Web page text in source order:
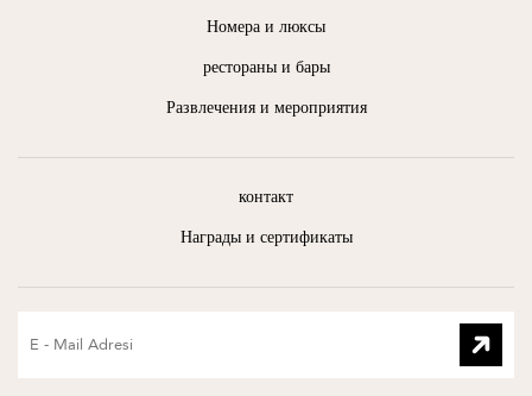
Номера и люксы
рестораны и бары
Развлечения и мероприятия
контакт
Награды и сертификаты